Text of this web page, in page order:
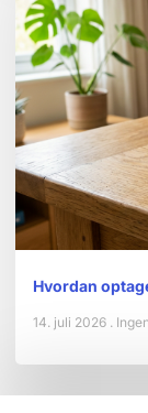
Hvordan
14. juli 2026